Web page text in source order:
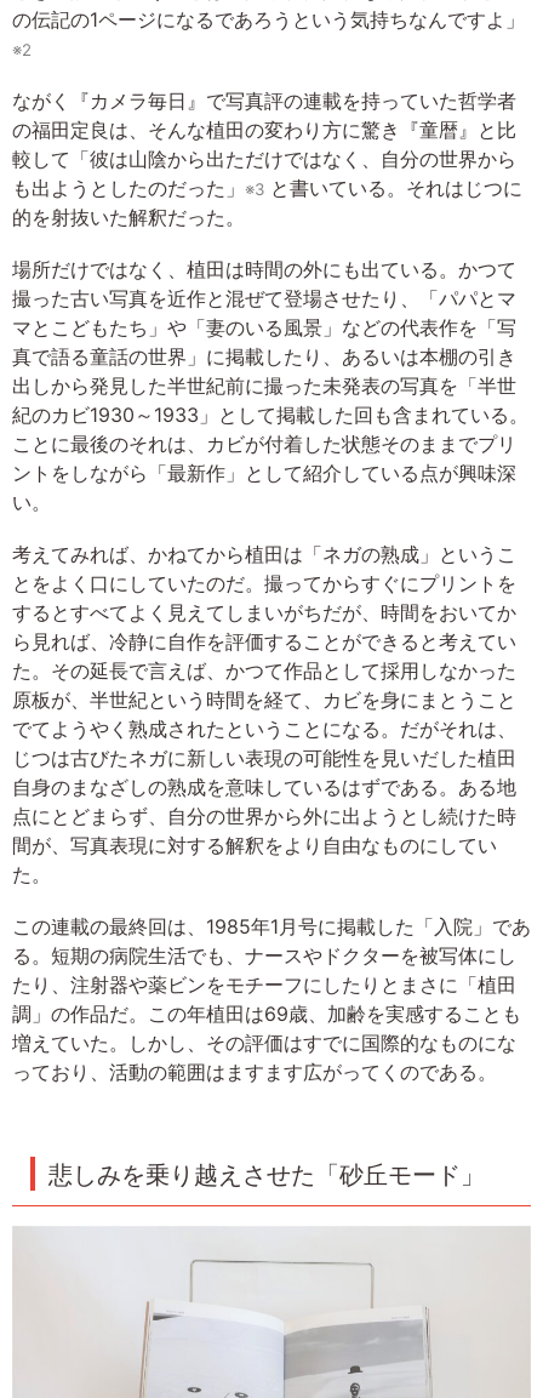
の伝記の1ページになるであろうという気持ちなんですよ」
※2
ながく『カメラ毎日』で写真評の連載を持っていた哲学者
の福田定良は、そんな植田の変わり方に驚き『童暦』と比
較して「彼は山陰から出ただけではなく、自分の世界から
も出ようとしたのだった」 ※3 と書いている。それはじつに
的を射抜いた解釈だった。
場所だけではなく、植田は時間の外にも出ている。かつて
撮った古い写真を近作と混ぜて登場させたり、「パパとマ
マとこどもたち」や「妻のいる風景」などの代表作を「写
真で語る童話の世界」に掲載したり、あるいは本棚の引き
出しから発見した半世紀前に撮った未発表の写真を「半世
紀のカビ1930～1933」として掲載した回も含まれている。
ことに最後のそれは、カビが付着した状態そのままでプリ
ントをしながら「最新作」として紹介している点が興味深
い。
考えてみれば、かねてから植田は「ネガの熟成」というこ
とをよく口にしていたのだ。撮ってからすぐにプリントを
するとすべてよく見えてしまいがちだが、時間をおいてか
ら見れば、冷静に自作を評価することができると考えてい
た。その延長で言えば、かつて作品として採用しなかった
原板が、半世紀という時間を経て、カビを身にまとうこと
でてようやく熟成されたということになる。だがそれは、
じつは古びたネガに新しい表現の可能性を見いだした植田
自身のまなざしの熟成を意味しているはずである。ある地
点にとどまらず、自分の世界から外に出ようとし続けた時
間が、写真表現に対する解釈をより自由なものにしてい
た。
この連載の最終回は、1985年1月号に掲載した「入院」であ
る。短期の病院生活でも、ナースやドクターを被写体にし
たり、注射器や薬ビンをモチーフにしたりとまさに「植田
調」の作品だ。この年植田は69歳、加齢を実感することも
増えていた。しかし、その評価はすでに国際的なものにな
っており、活動の範囲はますます広がってくのである。
悲しみを乗り越えさせた「砂丘モード」